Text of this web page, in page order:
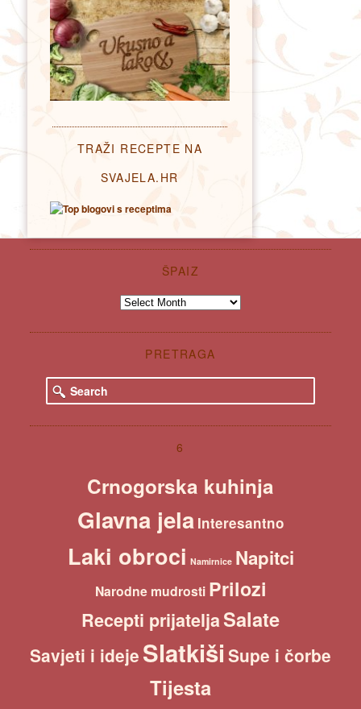
TRAŽI RECEPTE NA
SVAJELA.HR
ŠPAIZ
Špaiz
PRETRAGA
e
r
6
Crnogorska kuhinja
Glavna jela Interesantno
Laki obroci Namirnice Napitci
Narodne mudrosti Prilozi
Recepti prijateljaSalate
Savjeti i ideje Slatkiši Supe i čorbe
Tijesta